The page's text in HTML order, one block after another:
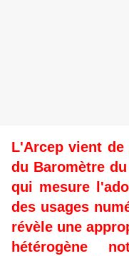
L'Arcep vient
du Baromètre
qui mesure
des usages
révèle une
hétérogène